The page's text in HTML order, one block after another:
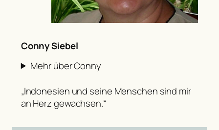
Conny Siebel
Mehr über Conny
„Indonesien und seine Menschen sind mir
an Herz gewachsen.“